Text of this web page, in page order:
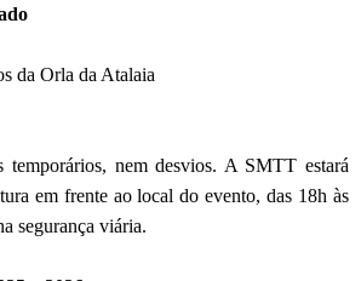
da Orla da Atalaia
temporários, nem desvios. A SMTT estará
em frente ao local do evento, das 18h às
segurança viária.